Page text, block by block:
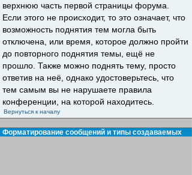
верхнюю часть первой страницы форума.
Если этого не происходит, то это означает, что
возможность поднятия тем могла быть
отключена, или время, которое должно пройти
до повторного поднятия темы, ещё не
прошло. Также можно поднять тему, просто
ответив на неё, однако удостоверьтесь, что
тем самым вы не нарушаете правила
конференции, на которой находитесь.
Вернуться к началу
Форматирование сообщений и типы создаваемых